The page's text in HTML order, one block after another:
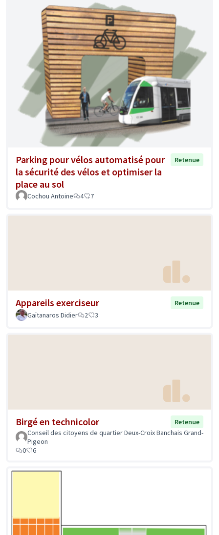
Parking pour vélos automatisé pour
la sécurité des vélos et optimiser la
place au sol
Retenue
Cochou Antoine 4 7
Appareils exerciseur
Retenue
Gaïtanaros Didier
2 3
Birgé en technicolor
Retenue
Conseil des citoyens de quartier Deux-Croix Banchais Grand-
Pigeon
0
6